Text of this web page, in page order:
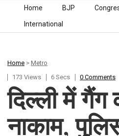
Skip to content
Home BJP
International
Home > Metro
173 Views
6 Secs 0 Comments
दिल्ली में गैंग
नाकाम,